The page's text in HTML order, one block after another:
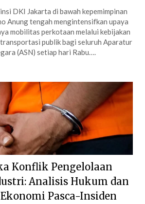
DKI Jakarta di bawah kepemimpinan
Anung tengah mengintensifkan upaya
mobilitas perkotaan melalui kebijakan
publik bagi seluruh Aparatur
(ASN) setiap hari Rabu….
Konflik Pengelolaan
Analisis Hukum dan
Pasca-Insiden